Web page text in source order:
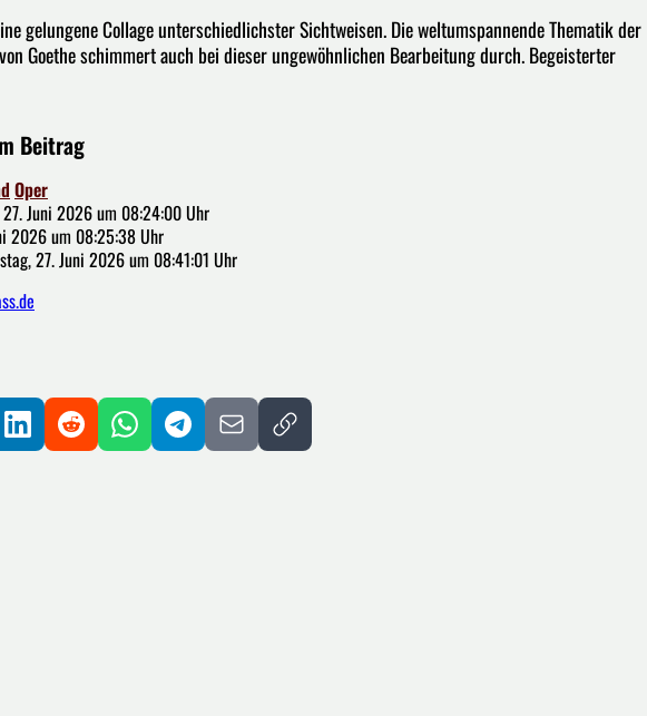
gelungene Collage unterschiedlichster Sichtweisen. Die weltumspannende Thematik der
Goethe schimmert auch bei dieser ungewöhnlichen Bearbeitung durch. Begeisterter
Beitrag
Oper
Juni 2026 um 08:24:00 Uhr
2026 um 08:25:38 Uhr
27. Juni 2026 um 08:41:01 Uhr